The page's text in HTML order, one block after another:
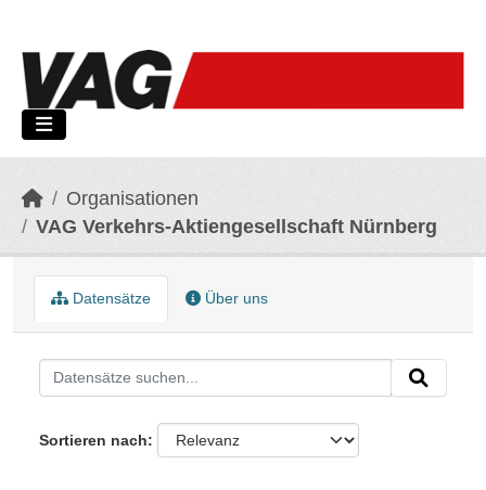
Organisationen
VAG Verkehrs-Aktiengesellschaft Nürnberg
Datensätze Über uns
Sortieren nach